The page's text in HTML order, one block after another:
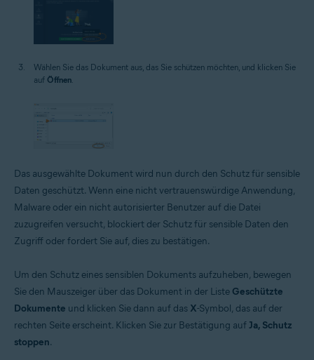
Wählen Sie das Dokument aus, das Sie schützen möchten, und klicken Sie
auf Öffnen.
Das ausgewählte Dokument wird nun durch den Schutz für sensible
Daten geschützt. Wenn eine nicht vertrauenswürdige Anwendung,
Malware oder ein nicht autorisierter Benutzer auf die Datei
zuzugreifen versucht, blockiert der Schutz für sensible Daten den
Zugriff oder fordert Sie auf, dies zu bestätigen.
Um den Schutz eines sensiblen Dokuments aufzuheben, bewegen
Sie den Mauszeiger über das Dokument in der Liste Geschützte
Dokumente und klicken Sie dann auf das X-Symbol, das auf der
rechten Seite erscheint. Klicken Sie zur Bestätigung aufJa, Schutz
stoppen.